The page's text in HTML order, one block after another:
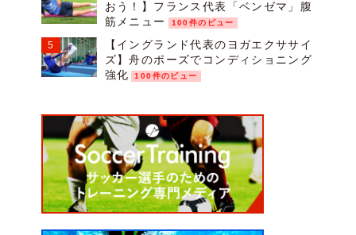
おう！】フランス代表「ベンゼマ」腹
筋メニュー
100件のビュー
【イングランド代表のヨガエクササイ
ズ】舟のポーズでコンディショニング
強化
100件のビュー